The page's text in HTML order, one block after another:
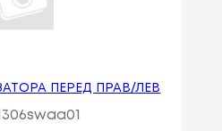
ПЕРЕД ПРАВ/ЛЕВ